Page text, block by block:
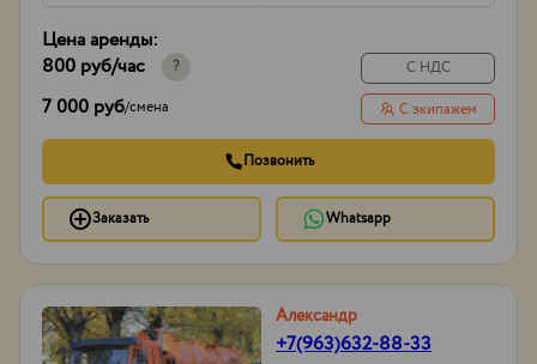
Цена аренды:
800 руб/час ?
7 000 руб/смена
С НДС
С экипажем
Позвонить
Заказать Whatsapp
Александр
+7(963)632-88-33